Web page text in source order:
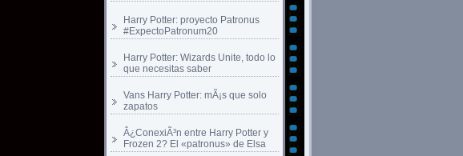
Harry Potter: proyecto Patronus
#ExpectoPatronum20
Harry Potter: Wizards Unite, todo lo
que necesitas saber
Vans Harry Potter: mÃ¡s que solo
zapatos
Â¿ConexiÃ³n entre Harry Potter y
Frozen 2? El «patronus» de Elsa